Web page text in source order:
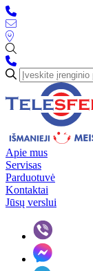
Apie mus
Servisas
Parduotuvė
Kontaktai
Jūsų verslui